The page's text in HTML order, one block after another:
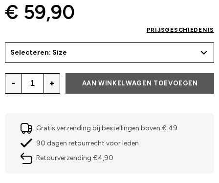
€ 59,90
PRIJSGESCHIEDENIS
Selecteren: Size
- + AAN WINKELWAGEN TOEVOEGEN
Gratis verzending bij bestellingen boven € 49
90 dagen retourrecht voor leden
Retourverzending €4,90